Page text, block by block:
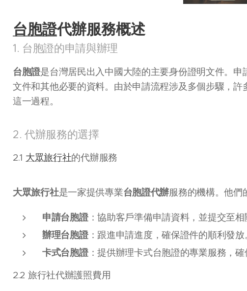
台胞證代辦服務概述
1. 台胞證的申請與辦理
台胞證是台灣居民出入中國大陸的主要身份證明文件。
文件和其他必要的資料。由於申請流程涉及多個步驟，
這一過程。
2. 代辦服務的選擇
2.1 大眾旅行社的代辦服務
大眾旅行社是一家提供專業台胞證代辦服務的機構。他們
申請台胞證：協助客戶準備申請資料，並提交至相
辦理台胞證：跟進申請進度，確保證件的順利發放
卡式台胞證：提供辦理卡式台胞證的專業服務，確
2.2 旅行社代辦護照費用